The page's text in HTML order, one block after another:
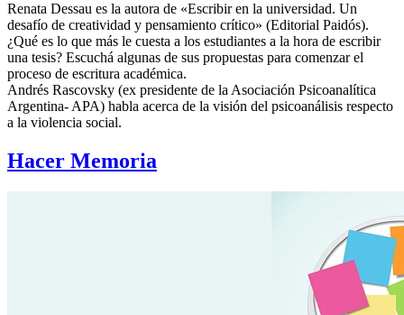
Renata Dessau es la autora de «Escribir en la universidad. Un
desafío de creatividad y pensamiento crítico» (Editorial Paidós).
¿Qué es lo que más le cuesta a los estudiantes a la hora de escribir
una tesis? Escuchá algunas de sus propuestas para comenzar el
proceso de escritura académica.
Andrés Rascovsky (ex presidente de la Asociación Psicoanalítica
Argentina- APA) habla acerca de la visión del psicoanálisis respecto
a la violencia social.
Hacer Memoria